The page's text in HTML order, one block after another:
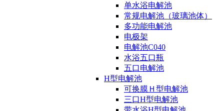
单水浴电解池
常规电解池（玻璃池体）
多功能电解池
电极架
电解池C040
水浴五口瓶
五口电解池
H型电解池
可换膜Ｈ型电解池
三口H型电解池